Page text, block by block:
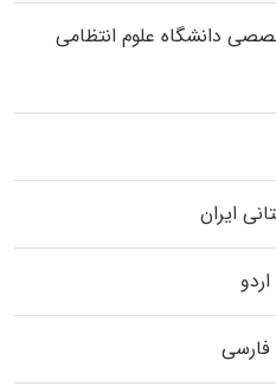
داﻧﺸﮕﺎه ﻋﻠﻮم انتظامی
ایران
فارسی